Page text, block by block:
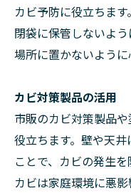
カビ予防に役立ちま
閉袋に保管しないよ
場所に置かないように
カビ対策製品の活用
市販のカビ対策製品
役立ちます。壁や天
ことで、カビの発生を
カビは家庭環境に悪